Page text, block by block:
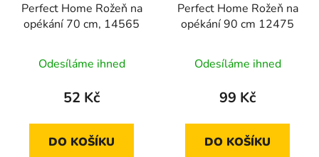
Perfect Home Rožeň na
opékání 70 cm, 14565
hodnocení
produktu
4,0
z
Odesíláme ihned
52 Kč
DO KOŠÍKU
Perfect Home Rožeň na
opékání 90 cm 12475
Odesíláme ihned
99 Kč
DO KOŠÍKU